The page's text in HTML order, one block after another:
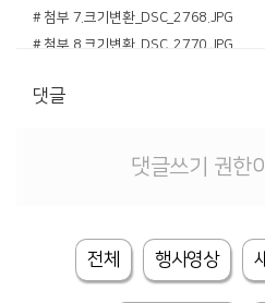
# 첨부 7.크기변환_DSC_2768.JPG
# 첨부 8.크기변환_DSC_2770.JPG
# 첨부 10.크기변환_DSC_2773.JPG
# 첨부 12.크기변환_DSC_2777.JPG
# 첨부 13.크기변환_DSC_2784.JPG
# 첨부 15.크기변환_DSC_2787.JPG
# 첨부 16.크기변환_DSC_2789.JPG
댓글
댓글쓰기 권한
전체 행사영상